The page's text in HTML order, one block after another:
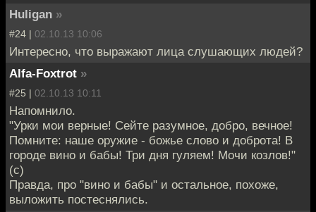
Huligan »
#24 | 02.10.13 10:06
Интересно, что выражают лица слушающих людей?
Alfa-Foxtrot »
#25 | 02.10.13 10:11
Напомнило.
"Урки мои верные! Сейте разумное, добро, вечное!
Помните: наше оружие - божье слово и доброта! В
городе вино и бабы! Три дня гуляем! Мочи козлов!"
(с)
Правда, про "вино и бабы" и остальное, похоже,
выложить постеснялись.